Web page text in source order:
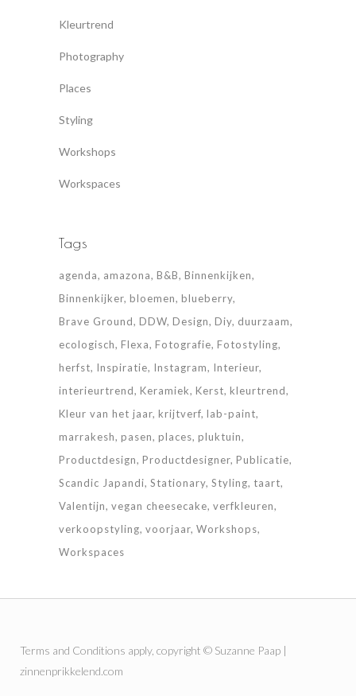
Kleurtrend
Photography
Places
Styling
Workshops
Workspaces
Tags
agenda amazona B&B Binnenkijken
Binnenkijker bloemen blueberry
Brave Ground DDW Design Diy duurzaam
ecologisch Flexa Fotografie Fotostyling
herfst Inspiratie Instagram
Interieur
interieurtrend Keramiek Kerst kleurtrend
Kleur van het jaar krijtverf lab-paint
marrakesh pasen places pluktuin
Productdesign Productdesigner Publicatie
Scandic Japandi Stationary Styling taart
Valentijn vegan cheesecake verfkleuren
verkoopstyling voorjaar Workshops
Workspaces
Terms and Conditions apply, copyright © Suzanne Paap |
zinnenprikkelend.com